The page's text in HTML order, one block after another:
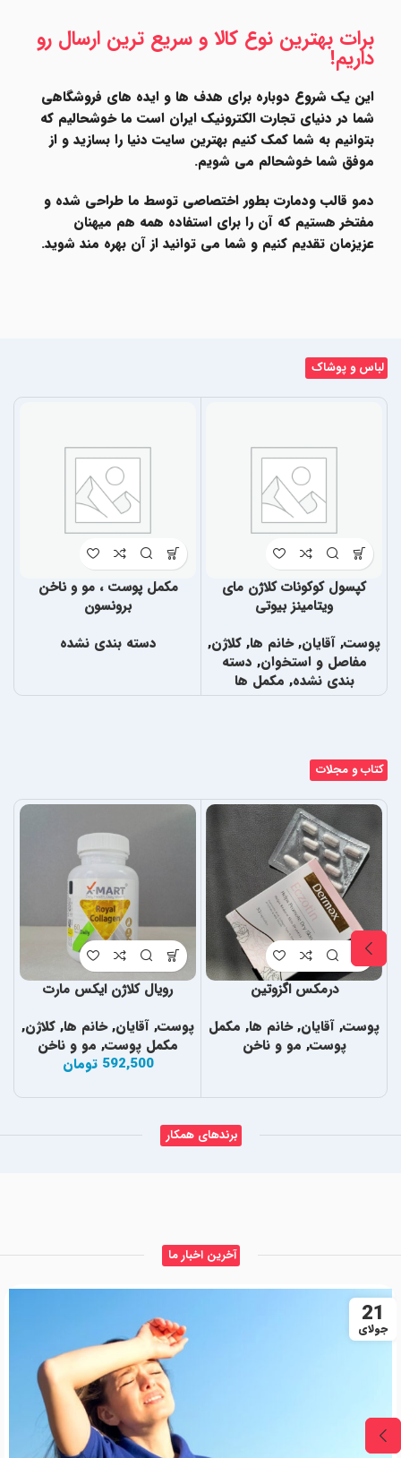
برات بهترین نوع کالا و سریع ترین ارسال رو
داریم!
این یک شروع دوباره برای هدف ها و ایده های فروشگاهی
شما در دنیای تجارت الکترونیک ایران است ما خوشحالیم که
بتوانیم به شما کمک کنیم بهترین سایت دنیا را بسازید و از
موفق شما خوشحالم می شویم.
دمو قالب ودمارت بطور اختصاصی توسط ما طراحی شده و
مفتخر هستیم که آن را برای استفاده همه هم میهنان
عزیزمان تقدیم کنیم و شما می توانید از آن بهره مند شوید.
لباس و پوشاک
کپسول کوکونات کلاژن مای
ویتامینز بیوتی
پوست, آقایان,خانم ها, کلاژن,
مفاصل و استخوان, دسته
بندی نشده, مکمل ها
مکمل پوست ، مو و ناخن
برونسون
دسته بندی نشده
کتاب و مجلات
درمکس اگزوتین
پوست, آقایان,خانم ها, مکمل
پوست, مو و ناخن
رویال کلاژن ایکس مارت
پوست, آقایان,خانم ها, کلاژن,
مکمل پوست, مو و ناخن
592,500 تومان
برندهای همکار
آخرین اخبار ما
21
جولای